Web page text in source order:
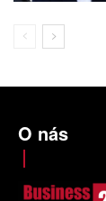
O nás